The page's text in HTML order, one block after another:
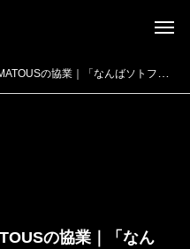
業｜「なんばソトフェス2025」が開催されます。
の協業｜「なん